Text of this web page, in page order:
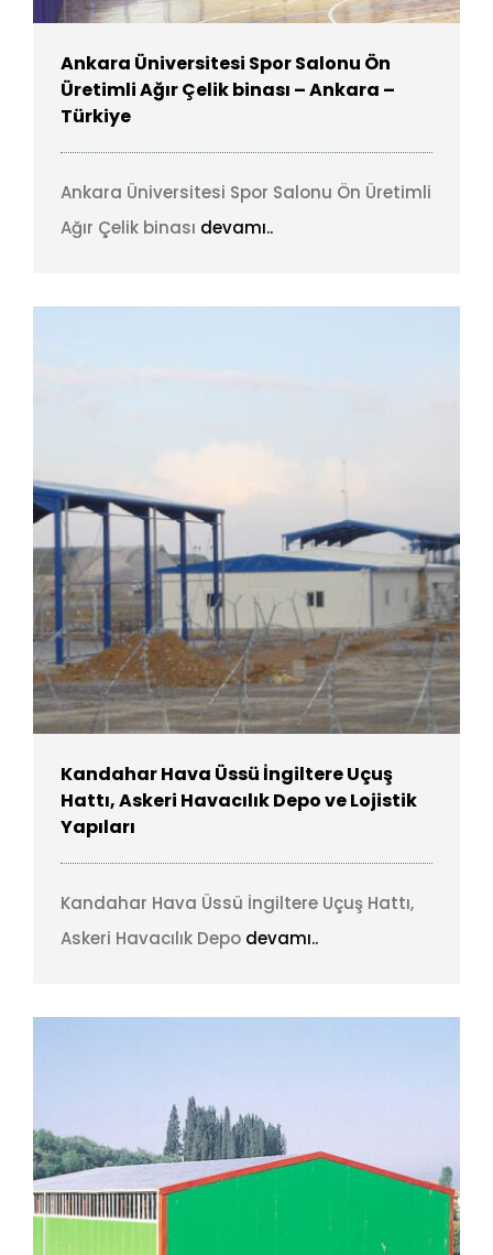
Ankara Üniversitesi Spor Salonu Ön
Üretimli Ağır Çelik binası – Ankara –
Türkiye
Ankara Üniversitesi Spor Salonu Ön Üretimli
Ağır Çelik binası devamı..
Kandahar Hava Üssü İngiltere Uçuş
Hattı, Askeri Havacılık Depo ve Lojistik
Yapıları
Kandahar Hava Üssü İngiltere Uçuş Hattı,
Askeri Havacılık Depo devamı..